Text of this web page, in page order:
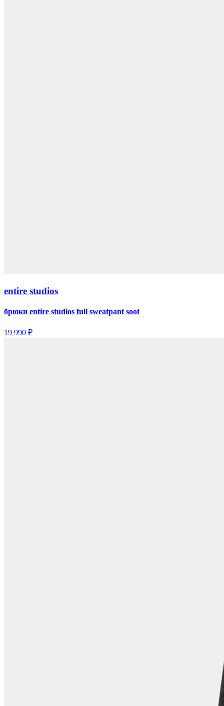
entire studios
брюки entire studios full sweatpant soot
19 990 ₽